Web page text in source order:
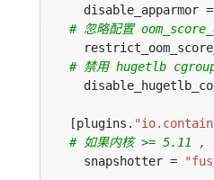
  disable_apparmor =
# 忽略配置
# 禁用 hugetlb
[plugins.
# 如果内核 >= 5.11 ,
  snapshotter =